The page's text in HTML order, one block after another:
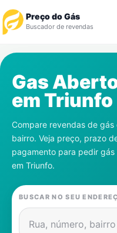
Preço do Gás
Buscador de revendas
Revendedor
Notícias
Cadastre-se
Gás
Contatos
Gas
emTriunfo
Compare revendas de
bairro. Veja preço, prazo
pagamento para pedir
em Triunfo.
BUSCAR NO SEU
Rua, número, bairro